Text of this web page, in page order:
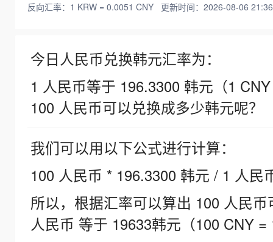
反向汇率：1 KRW = 0.0051 CNY 更新时间：2026-08-06
今日人民币兑换韩元汇率为：
1 人民币等于 196.3300 韩元（1
100 人民币可以兑换成多少韩元呢？
我们可以用以下公式进行计算：
100 人民币 * 196.3300 韩元 / 1 人民
所以，根据汇率可以算出 100 人民
人民币 等于 19633韩元（100 CNY =